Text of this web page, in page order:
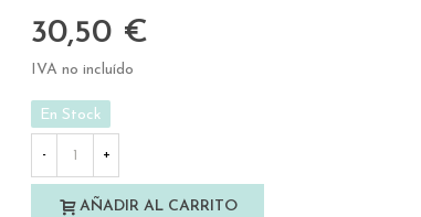
30,50 €
IVA no incluído
En Stock
- +
AÑADIR AL CARRITO